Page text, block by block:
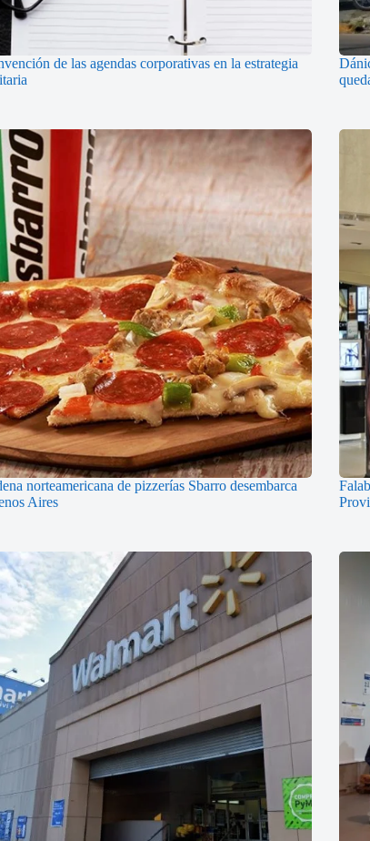
de las agendas corporativas en la estrategia
norteamericana de pizzerías Sbarro desembarca
Aires